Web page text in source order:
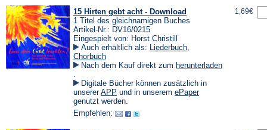
15 Hirten gebt acht - Download
1 Titel des gleichnamigen Buches
Artikel-Nr.: DV16/0215
Eingespielt von: Horst Christill
Auch erhältlich als: Liederbuch,
Chorbuch
Nach dem Kauf direkt zum herunterladen
in
einem
neuen
Tab)
.
Digitale Bücher können zusätzlich in
unsererAPP (Öffnet
in
neuen
und in unserem ePaper(Öffnet
genutzt werden.
Empfehlen:
1,69€